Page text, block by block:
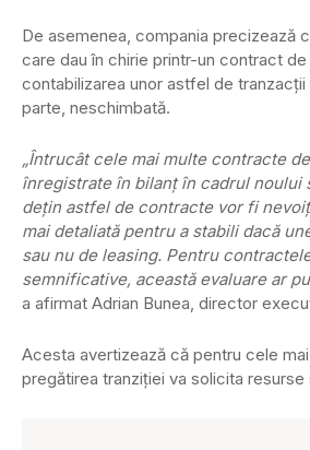
De asemenea, compania precizează
care dau în chirie printr-un contract
contabilizarea unor astfel de tranzacţii
parte, neschimbată.
„Întrucât cele mai multe contracte
înregistrate în bilanţ în cadrul noului
deţin astfel de contracte vor fi
mai detaliată pentru a stabili dacă
sau nu de leasing. Pentru
semnificative, această evaluare ar
a afirmat Adrian Bunea, director
Acesta avertizează că pentru cele
pregătirea tranziţiei va solicita